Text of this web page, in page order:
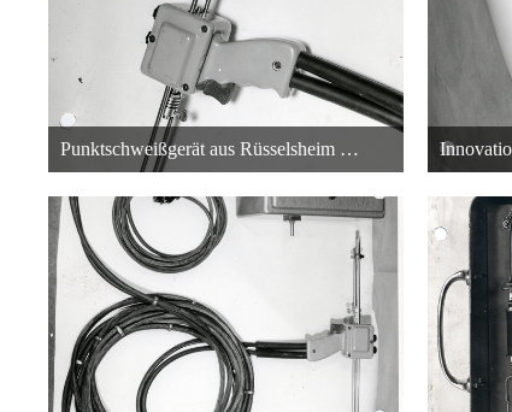
Punktschweißgerät aus Rüsselsheim von der Adam Opel AG
26. Oktober 2013 um 01:00
22